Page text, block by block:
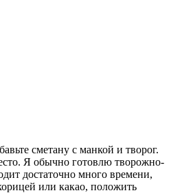
сметану с манкой и творог.
Я обычно готовлю творожно-
достаточно много времени,
или какао, положить